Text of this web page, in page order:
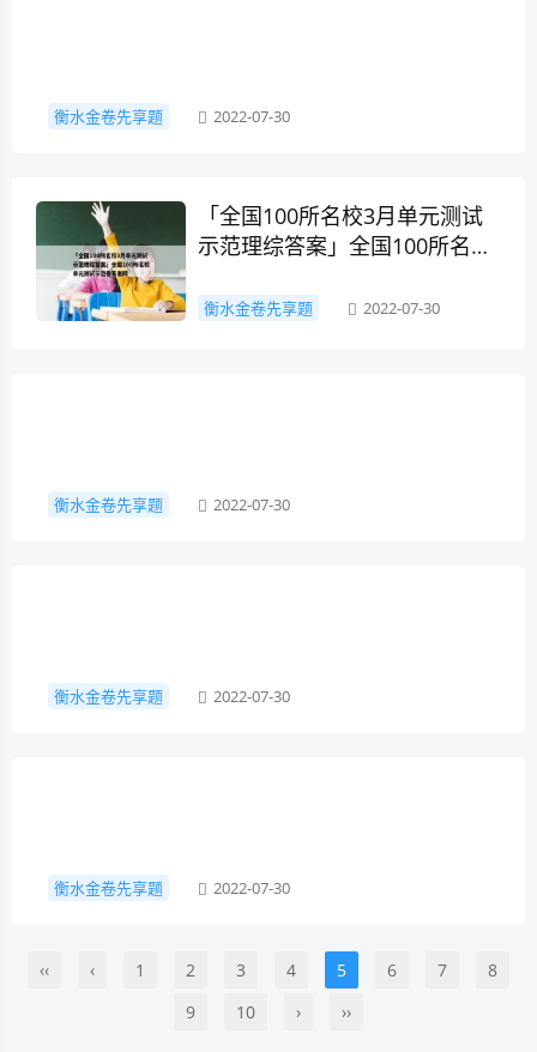
衡水金卷先享题 2022-07-30
「全国100所名校3月单元测试
示范理综答案」全国100所名校
衡水金卷先享题 2022-07-30
衡水金卷先享题 2022-07-30
衡水金卷先享题 2022-07-30
衡水金卷先享题 2022-07-30
‹‹ ‹ 1 2 3 4 5 6 7
8
9
10 › ››